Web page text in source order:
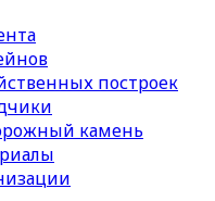
построек
камень